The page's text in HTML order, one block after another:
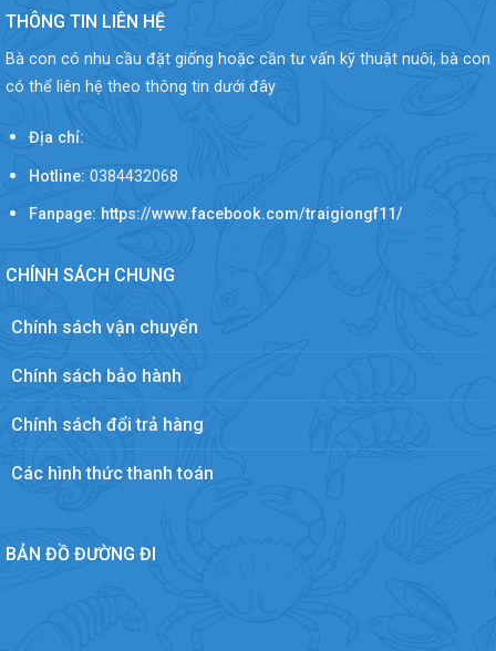
THÔNG TIN LIÊN HỆ
Bà con có nhu cầu đặt giống hoặc cần tư vấn kỹ thuật nuôi, bà con
có thể liên hệ theo thông tin dưới đây
Địa chỉ:
Hotline: 0384432068
Fanpage: https://www.facebook.com/traigiongf11/
CHÍNH SÁCH CHUNG
Chính sách vận chuyển
Chính sách bảo hành
Chính sách đổi trả hàng
Các hình thức thanh toán
BẢN ĐỒ ĐƯỜNG ĐI